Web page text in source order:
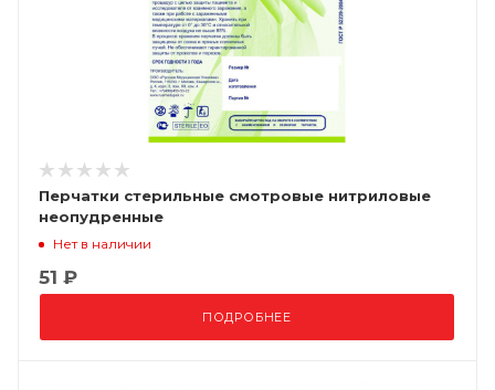
Перчатки стерильные смотровые нитриловые
неопудренные
Нет в наличии
51 ₽
ПОДРОБНЕЕ